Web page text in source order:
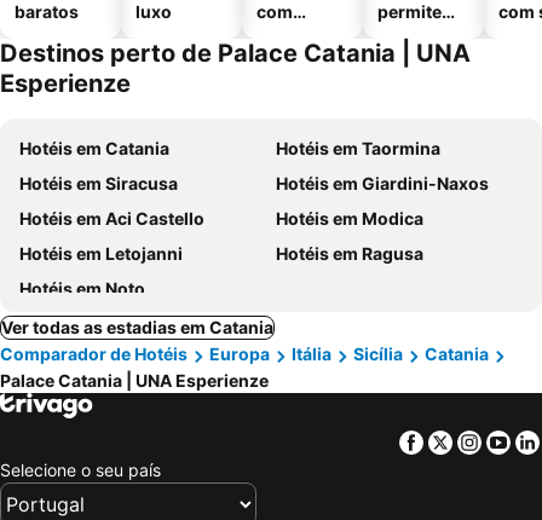
baratos
luxo
com
permitem
animais
com
Destinos perto de Palace Catania | UNA
Esperienze
Hotéis em Catania
Hotéis em Taormina
Hotéis em Siracusa
Hotéis em Giardini-Naxos
Hotéis em Aci Castello
Hotéis em Modica
Hotéis em Letojanni
Hotéis em Ragusa
Hotéis em Noto
Ver todas as estadias em Catania
Comparador de Hotéis
Europa Itália Sicília
Catania
Palace Catania | UNA Esperienze
Facebook
Twitter
Selecione o seu país